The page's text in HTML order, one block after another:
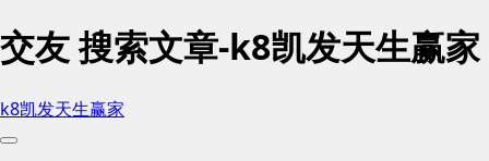
交友 搜索文章-k8凯发天生赢家
k8凯发天生赢家